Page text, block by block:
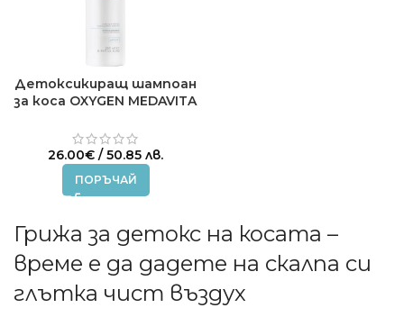
Детоксикиращ шампоан
за коса OXYGEN MEDAVITA
26.00€ / 50.85 лв.
ПОРЪЧАЙ
Грижа за детокс на косата –
време е да дадете на скалпа си
глътка чист въздух